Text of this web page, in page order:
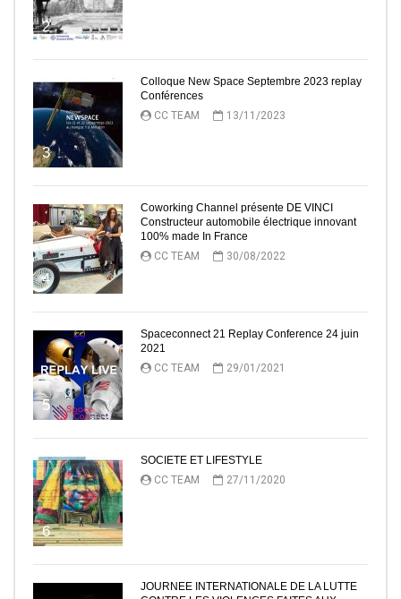
2
3
Colloque New Space Septembre 2023 replay
Conférences
CC TEAM
13/11/2023
4
Coworking Channel présente DE VINCI
Constructeur automobile électrique innovant
100% made In France
CC TEAM
30/08/2022
5
Spaceconnect 21 Replay Conference 24 juin
2021
CC TEAM
29/01/2021
6
SOCIETE ET LIFESTYLE
CC TEAM
27/11/2020
JOURNEE INTERNATIONALE DE LA LUTTE